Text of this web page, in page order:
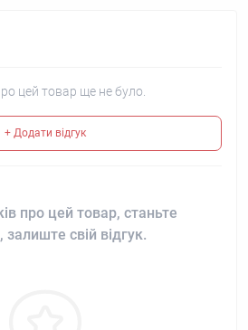
цей товар ще не було.
+ Додати відгук
про цей товар, станьте
свій відгук.